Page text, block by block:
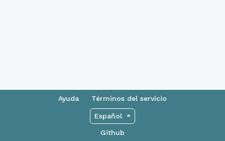
Ayuda Términos del servicio
Español
Github